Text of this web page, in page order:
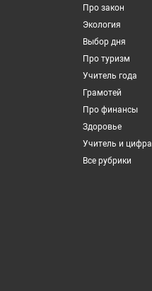
Про закон
Экология
Выбор дня
Про туризм
Учитель года
Грамотей
Про финансы
Здоровье
Учитель и цифра
Все рубрики